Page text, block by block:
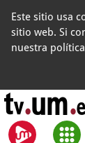
Este sitio usa
sitio web. Si
nuestra